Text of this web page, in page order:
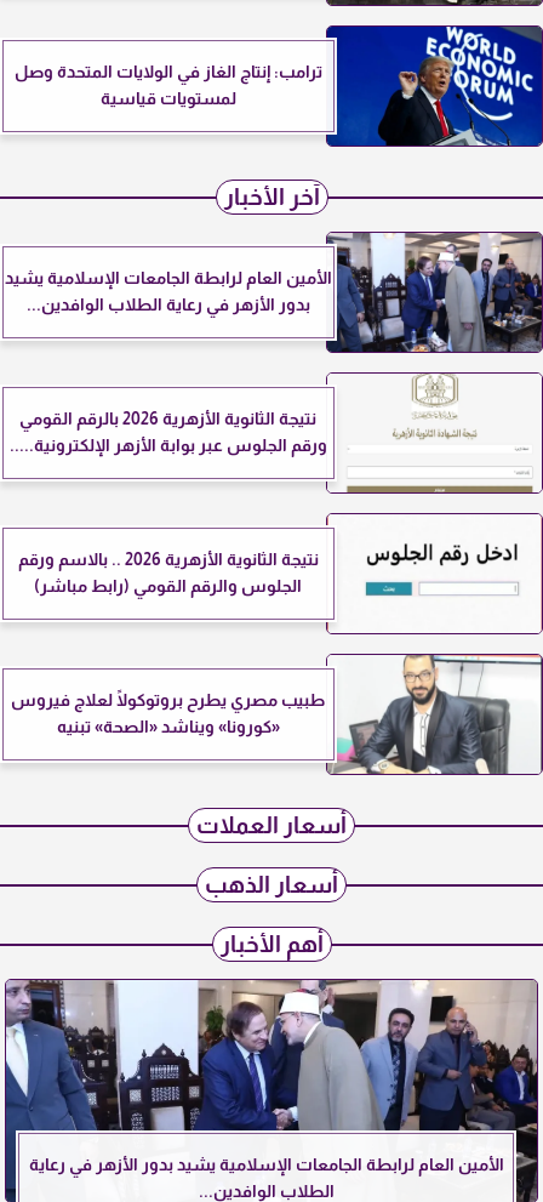
ترامب: إنتاج الغاز في الولايات المتحدة وصل
لمستويات قياسية
آخر الأخبار
الأمين العام لرابطة الجامعات الإسلامية يشيد
بدور الأزهر في رعاية الطلاب الوافدين...
نتيجة الثانوية الأزهرية 2026 بالرقم القومي
ورقم الجلوس عبر بوابة الأزهر الإلكترونية.....
نتيجة الثانوية الأزهرية 2026 .. بالاسم ورقم
الجلوس والرقم القومي (رابط مباشر)
طبيب مصري يطرح بروتوكولًا لعلاج فيروس
«كورونا» ويناشد «الصحة» تبنيه
أسعار العملات
أسعار الذهب
أهم الأخبار
الأمين العام لرابطة الجامعات الإسلامية يشيد بدور الأزهر في رعاية
الطلاب الوافدين...